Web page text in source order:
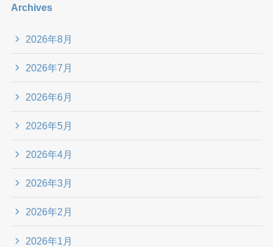
Archives
2026年8月
2026年7月
2026年6月
2026年5月
2026年4月
2026年3月
2026年2月
2026年1月